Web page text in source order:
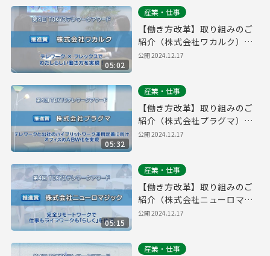
05:02
産業・仕事
【働き方改革】取り組みのご
紹介（株式会社ワカルク）｜
第４回「TOKYOテレワークア
公開2024.12.17
05:32
産業・仕事
【働き方改革】取り組みのご
紹介（株式会社プラグマ）｜
第４回「TOKYOテレワークア
公開2024.12.17
05:15
産業・仕事
【働き方改革】取り組みのご
紹介（株式会社ニューロマジ
ック）｜第４回「TOKYOテレ
公開2024.12.17
産業・仕事